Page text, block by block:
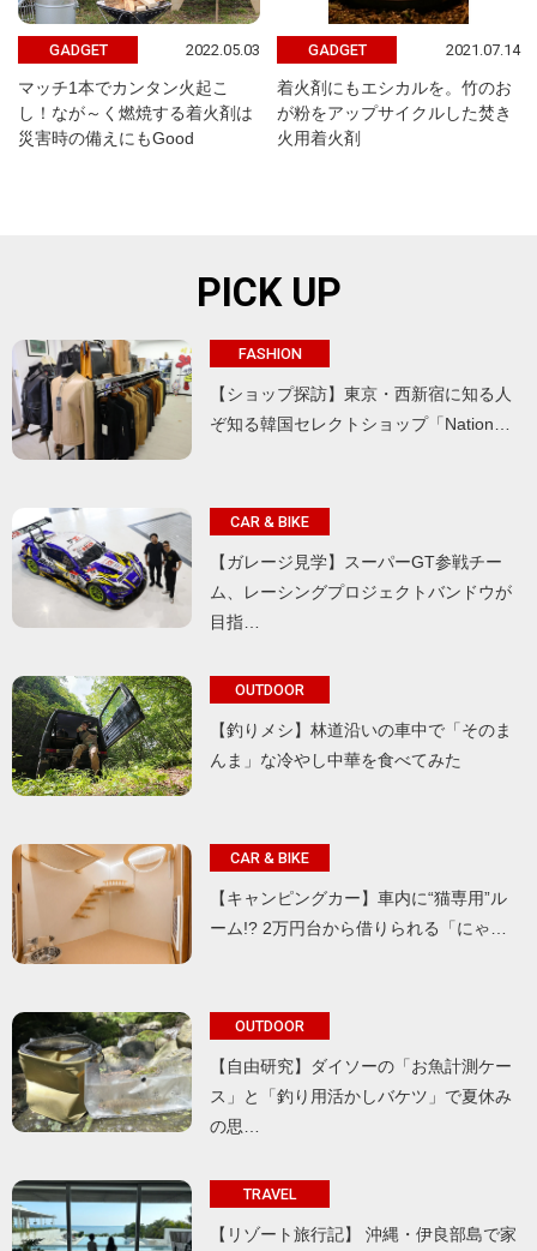
GADGET 2022.05.03
マッチ1本でカンタン火起こ
し！なが～く燃焼する着火剤は
災害時の備えにもGood
GADGET 2021.07.14
着火剤にもエシカルを。竹のお
が粉をアップサイクルした焚き
火用着火剤
PICK UP
FASHION
【ショップ探訪】東京・西新宿に知る人
ぞ知る韓国セレクトショップ「Nation…
CAR & BIKE
【ガレージ見学】スーパーGT参戦チー
ム、レーシングプロジェクトバンドウが
目指…
OUTDOOR
【釣りメシ】林道沿いの車中で「そのま
んま」な冷やし中華を食べてみた
CAR & BIKE
【キャンピングカー】車内に“猫専用”ル
ーム!? 2万円台から借りられる「にゃ…
OUTDOOR
【自由研究】ダイソーの「お魚計測ケー
ス」と「釣り用活かしバケツ」で夏休み
の思…
TRAVEL
【リゾート旅行記】 沖縄・伊良部島で家